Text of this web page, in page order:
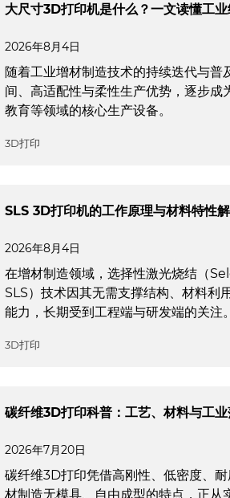
大尺寸3D打印机是什么？一文读懂工
2026年8月4日
随着工业增材制造技术的持续迭代与
间、高适配性与柔性生产优势，逐步
教育等领域的核心生产设备。
3D打印
SLS 3D打印机的工作原理与材料特性
2026年8月4日
在增材制造领域，选择性激光烧结（
SLS）技术因其无需支撑结构、材料利
能力，长期受到工程端与研发端的关注。
3D打印
碳纤维3D打印科普：工艺、材料与工
2026年7月20日
碳纤维3D打印凭借高刚性、低密度、
材制造无模具、自由成型的特点，正从